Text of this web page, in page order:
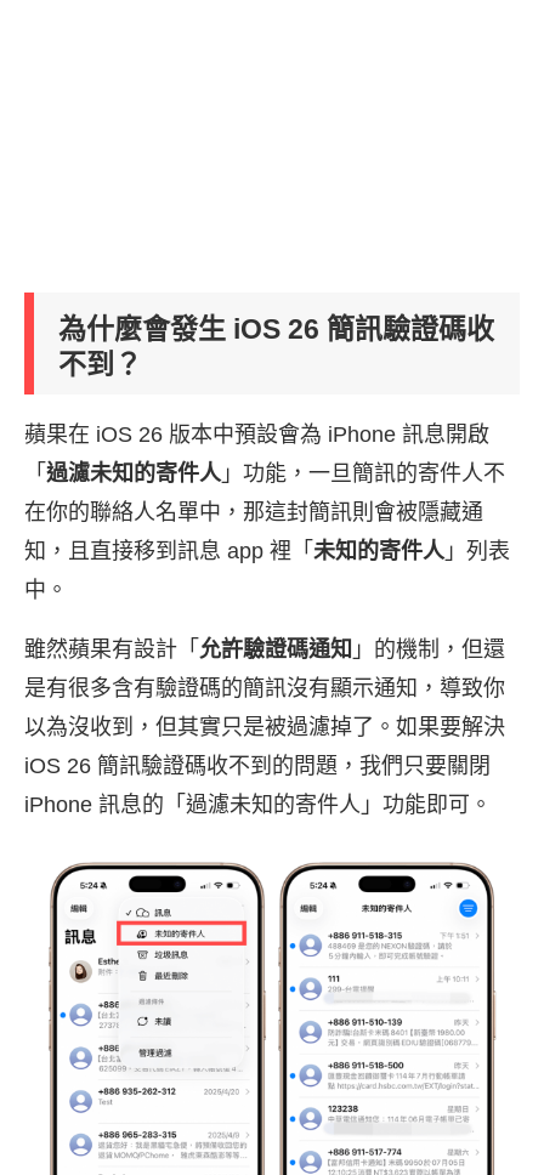
為什麼會發生 iOS 26 簡訊驗證碼收
不到？
蘋果在 iOS 26 版本中預設會為 iPhone 訊息開啟
「 過濾未知的寄件人」功能，一旦簡訊的寄件人不
在你的聯絡人名單中，那這封簡訊則會被隱藏通
知，且直接移到訊息 app 裡「 未知的寄件人」列表
中。
雖然蘋果有設計「 允許驗證碼通知 」的機制，但還
是有很多含有驗證碼的簡訊沒有顯示通知，導致你
以為沒收到，但其實只是被過濾掉了。如果要解決
iOS 26 簡訊驗證碼收不到的問題，我們只要關閉
iPhone 訊息的「過濾未知的寄件人」功能即可。